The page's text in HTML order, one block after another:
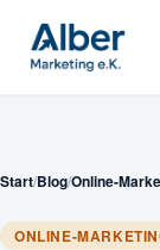
Start/Blog/Online-
ONLINE-